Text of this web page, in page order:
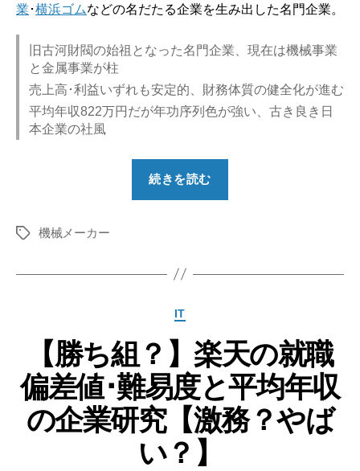
業 ･横浜ゴムなどの名だたる企業を生み出した名門企業。
旧古河財閥の始祖となった名門企業、現在は機械事業
と金属事業が柱
売上高･利益いずれも安定的、財務体質の健全化が進む
平均年収822万円だが年功序列色が強い、古き良き日
本企業の社風
続きを読む
機
属
の
就
職
偏
タ
機械メーカー
カ
ー
IT
【勝ち組？】楽天の就職
偏差値･難易度と平均年収
の企業研究【激務？やば
い？】